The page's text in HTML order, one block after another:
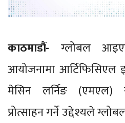
काठमाडौं- ग्लोबल
आयोजनामा
मेसिन लर्निङ (एमएल)
प्रोत्साहन गर्ने उद्देश्यले